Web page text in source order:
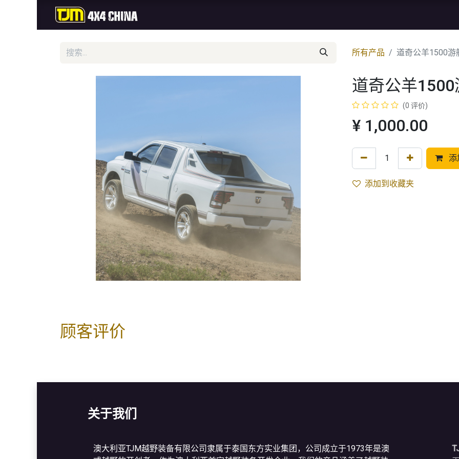
所有产品 道奇公羊1500游
道奇公羊
(0 评价)
¥ 1,000.00
添
添加到收藏夹
顾客评价
关于我们
澳大利亚TJM越野装备有限公司隶属于泰国东方实业集团，公司成立于1973年是澳